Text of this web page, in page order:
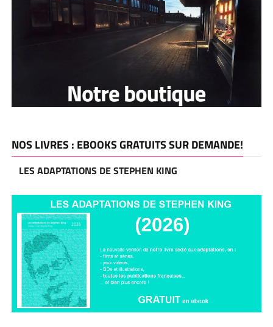
NOS LIVRES : EBOOKS GRATUITS SUR DEMANDE!
LES ADAPTATIONS DE STEPHEN KING